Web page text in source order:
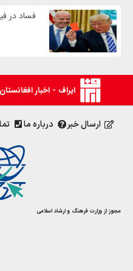
فساد در
ایراف - اخبار
ارسال خبر درباره ما
مجوز از وزارت فرهنگ و ارشاد اسلامی